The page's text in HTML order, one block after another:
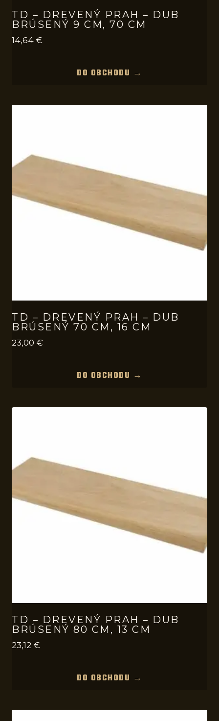
TD – DREVENÝ PRAH – DUB
BRÚSENÝ 9 CM, 70 CM
14,64 €
DO OBCHODU →
TD – DREVENÝ PRAH – DUB
BRÚSENÝ 70 CM, 16 CM
23,00 €
DO OBCHODU →
TD – DREVENÝ PRAH – DUB
BRÚSENÝ 80 CM, 13 CM
23,12 €
DO OBCHODU →